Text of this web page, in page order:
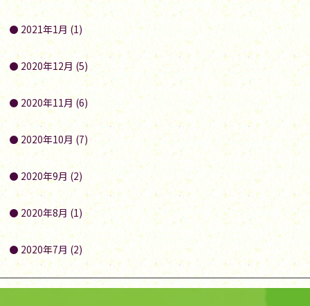
2021年1月 (1)
2020年12月 (5)
2020年11月 (6)
2020年10月 (7)
2020年9月 (2)
2020年8月 (1)
2020年7月 (2)